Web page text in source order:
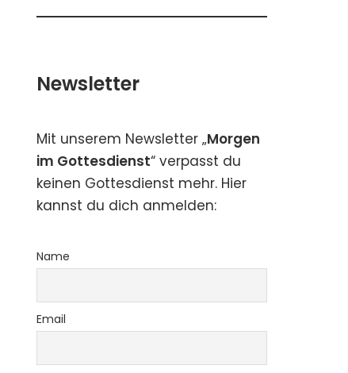
Newsletter
Mit unserem Newsletter „Morgen
im Gottesdienst“ verpasst du
keinen Gottesdienst mehr. Hier
kannst du dich anmelden:
Name
Email